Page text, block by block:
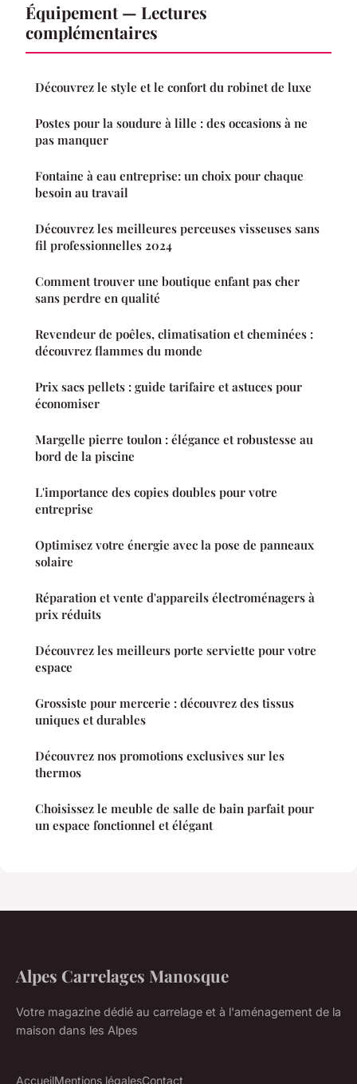
Équipement — Lectures
complémentaires
Découvrez le style et le confort du robinet de luxe
Postes pour la soudure à lille : des occasions à ne
pas manquer
Fontaine à eau entreprise: un choix pour chaque
besoin au travail
Découvrez les meilleures perceuses visseuses sans
fil professionnelles 2024
Comment trouver une boutique enfant pas cher
sans perdre en qualité
Revendeur de poêles, climatisation et cheminées :
découvrez flammes du monde
Prix sacs pellets : guide tarifaire et astuces pour
économiser
Margelle pierre toulon : élégance et robustesse au
bord de la piscine
L'importance des copies doubles pour votre
entreprise
Optimisez votre énergie avec la pose de panneaux
solaire
Réparation et vente d'appareils électroménagers à
prix réduits
Découvrez les meilleurs porte serviette pour votre
espace
Grossiste pour mercerie : découvrez des tissus
uniques et durables
Découvrez nos promotions exclusives sur les
thermos
Choisissez le meuble de salle de bain parfait pour
un espace fonctionnel et élégant
Alpes Carrelages Manosque
Votre magazine dédié au carrelage et à l'aménagement de la
maison dans les Alpes
AccueilMentions légalesContact